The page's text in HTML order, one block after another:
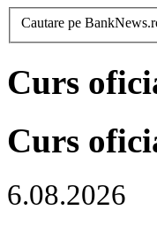
Cautare pe
Curs
Curs
6.08.2026